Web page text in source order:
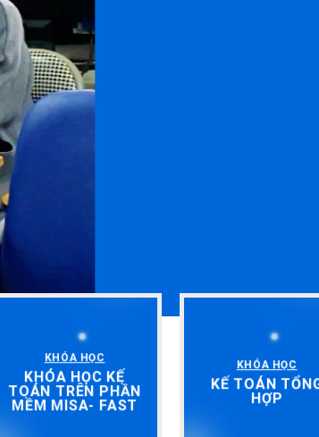
KHÓA HỌC
KHÓA HỌC KẾ
TOÁN TRÊN PHẦN
MỀM MISA- FAST
KHÓA HỌC
KẾ TOÁN
HỢP